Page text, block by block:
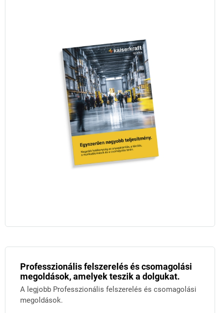
Professzionális felszerelés és csomagolási
megoldások, amelyek teszik a dolgukat.
A legjobb Professzionális felszerelés és csomagolási
megoldások.